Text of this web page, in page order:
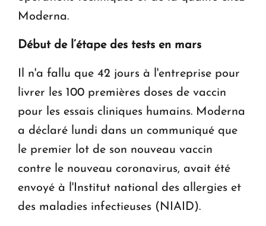
Moderna.
Début de l’étape des tests en mars
Il n'a fallu que 42 jours à l'entreprise pour
livrer les 100 premières doses de vaccin
pour les essais cliniques humains. Moderna
a déclaré lundi dans un communiqué que
le premier lot de son nouveau vaccin
contre le nouveau coronavirus, avait été
envoyé à l'Institut national des allergies et
des maladies infectieuses (NIAID).